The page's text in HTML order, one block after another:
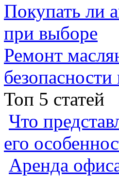
Покупать ли
при выборе
Ремонт
Топ 5 статей
Что
его
Аренда